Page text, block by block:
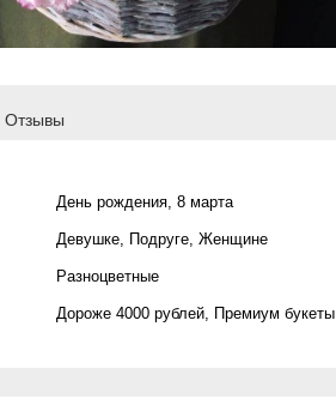
Отзывы
День рождения, 8 марта
Девушке, Подруге, Женщине
Разноцветные
Дороже 4000 рублей, Премиум букеты